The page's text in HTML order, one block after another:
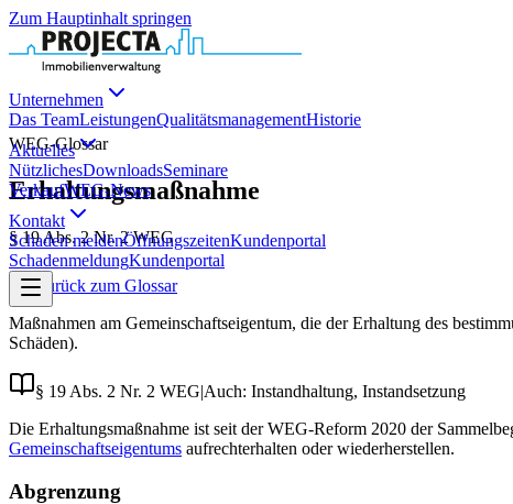
Zum Hauptinhalt springen
Unternehmen
Das TeamLeistungenQualitätsmanagementHistorie
Aktuelles
NützlichesDownloadsSeminare
VerkaufWEG-News
Kontakt
Schaden meldenÖffnungszeitenKundenportal
SchadenmeldungKundenportal
WEG-Glossar
Erhaltungsmaßnahme
§ 19 Abs. 2 Nr. 2 WEG
Zurück zum Glossar
Maßnahmen am Gemeinschaftseigentum, die der Erhaltung des
Schäden).
§ 19 Abs. 2 Nr. 2 WEG|Auch: Instandhaltung, Instandsetzung
Die Erhaltungsmaßnahme ist seit der WEG-Reform 2020 der
Gemeinschaftseigentums aufrechterhalten oder wiederherstellen.
Abgrenzung